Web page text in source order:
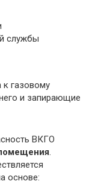
к газовому
и запирающие
ВКГО
.
основе: